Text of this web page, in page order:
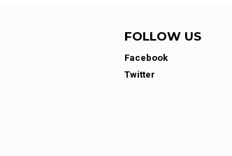
FOLLOW US
Facebook
Twitter